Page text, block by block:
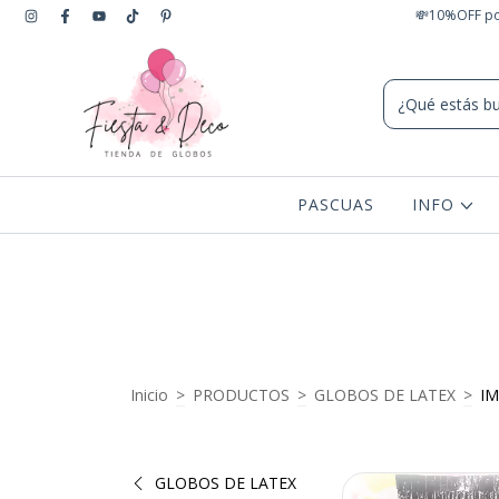
💸10%OFF
PASCUAS INFO
Inicio > PRODUCTOS > GLOBOS DE LATEX >
GLOBOS DE LATEX